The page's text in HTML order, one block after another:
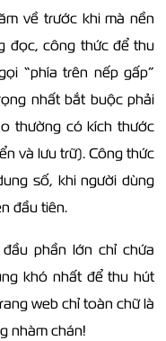
về trước khi mà nền
đọc, công thức để thu
“phía trên nếp gấp”
nhất bắt buộc phải
thường có kích thước
và lưu trữ). Công thức
số, khi người dùng
đầu tiên.
phần lớn chỉ chứa
khó nhất để thu hút
web chỉ toàn chữ là
nhàm chán!